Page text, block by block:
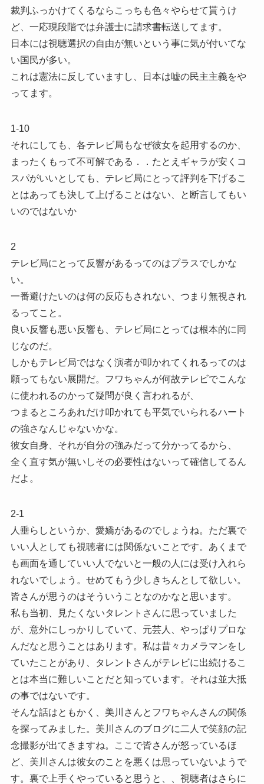
裁判ふっかけてくるならこっちも色々やらせて貰うけ
ど、一応現段階では弁護士に請求書転送してます。
日本には視聴選択の自由が無いという事に気が付いてな
い国民が多い。
これは憲法に反していますし、日本は嘘の民主主義をや
ってます。
1-10
それにしても、各テレビ局もなぜ彼女を起用するのか、
まったくもって不可解である．．たとえギャラが安くコ
スパがいいとしても、テレビ局にとって評判を下げるこ
とはあっても決して上げることはない、と断言してもい
いのではないか
2
テレビ局にとって反響があるってのはプラスでしかな
い。
一番避けたいのは何の反応もされない、つまり無視され
るってこと。
良い反響も悪い反響も、テレビ局にとっては根本的に同
じなのだ。
しかもテレビ局ではなく演者が叩かれてくれるってのは
願ってもない展開だ。フワちゃんが何故テレビでこんな
に使われるのかって疑問が良く言われるが、
つまるところあれだけ叩かれても平気でいられるハート
の強さなんじゃないかな。
彼女自身、それが自分の強みだって分かってるから、
全く直す気が無いしその必要性はないって確信してるん
だよ。
2-1
人垂らしというか、愛嬌があるのでしょうね。ただ裏で
いい人としても視聴者には関係ないことです。あくまで
も画面を通していい人でないと一般の人には受け入れら
れないでしょう。せめてもう少しきちんとして欲しい。
皆さんが思うのはそういうことなのかなと思います。
私も当初、見たくないタレントさんに思っていました
が、意外にしっかりしていて、元芸人、やっぱりプロな
んだなと思うことはあります。私は昔々カメラマンをし
ていたことがあり、タレントさんがテレビに出続けるこ
とは本当に難しいことだと知っています。それは並大抵
の事ではないです。
そんな話はともかく、美川さんとフワちゃんさんの関係
を探ってみました。美川さんのブログに二人で笑顔の記
念撮影が出てきますね。ここで皆さんが怒っているほ
ど、美川さんは彼女のことを悪くは思っていないようで
す。裏で上手くやっていると思うと、、視聴者はさらに